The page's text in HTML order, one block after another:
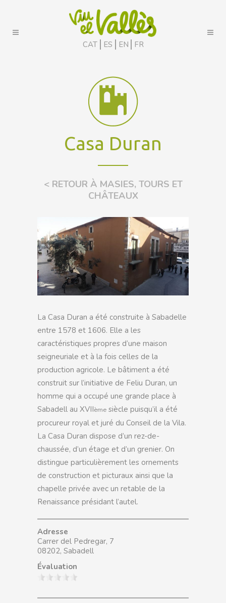
CAT ES EN FR
Casa Duran
< RETOUR À MASIES, TOURS ET
CHÂTEAUX
La Casa Duran a été construite à Sabadelle
entre 1578 et 1606. Elle a les
caractéristiques propres d’une maison
seigneuriale et à la fois celles de la
production agricole. Le bâtiment a été
construit sur l’initiative de Feliu Duran, un
homme qui a occupé une grande place à
Sabadell au XVIIème siècle puisqu’il a été
procureur royal et juré du Conseil de la Vila.
La Casa Duran dispose d’un rez-de-
chaussée, d’un étage et d’un grenier. On
distingue particulièrement les ornements
de construction et picturaux ainsi que la
chapelle privée avec un retable de la
Renaissance présidant l’autel.
Adresse
Carrer del Pedregar, 7
08202, Sabadell
Évaluation